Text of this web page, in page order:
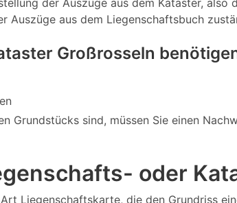
der Auszüge aus dem Kataster, also
Auszüge aus dem Liegenschaftsbuch
Großrosseln
Grundstücks sind, müssen Sie einen
oder
Liegenschaftskarte, die den Grundriss